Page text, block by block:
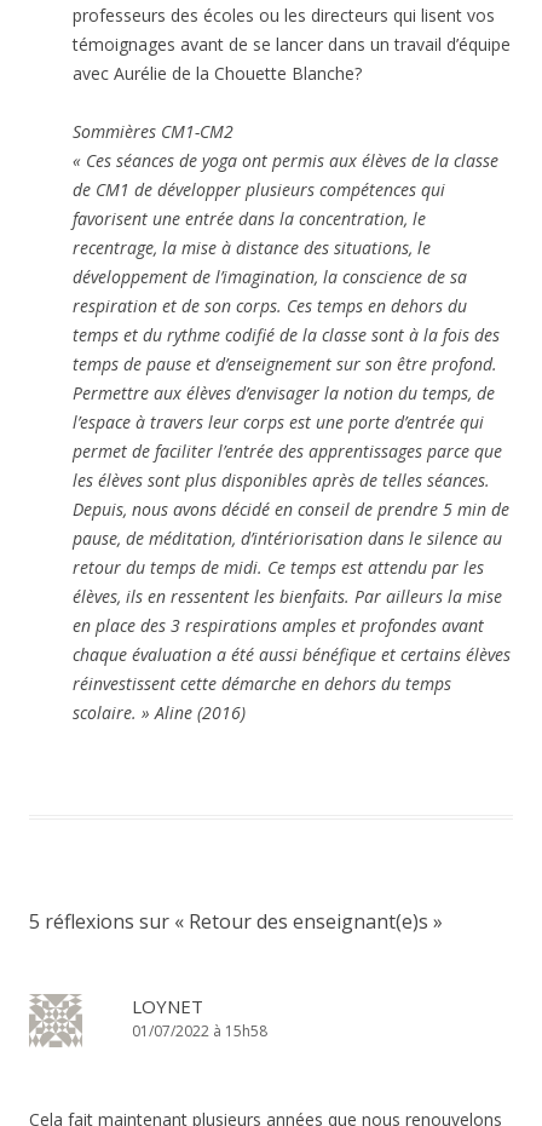
professeurs des écoles ou les directeurs qui lisent vos
témoignages avant de se lancer dans un travail d’équipe
avec Aurélie de la Chouette Blanche?
Sommières CM1-CM2
« Ces séances de yoga ont permis aux élèves de la classe
de CM1 de développer plusieurs compétences qui
favorisent une entrée dans la concentration, le
recentrage, la mise à distance des situations, le
développement de l’imagination, la conscience de sa
respiration et de son corps. Ces temps en dehors du
temps et du rythme codifié de la classe sont à la fois des
temps de pause et d’enseignement sur son être profond.
Permettre aux élèves d’envisager la notion du temps, de
l’espace à travers leur corps est une porte d’entrée qui
permet de faciliter l’entrée des apprentissages parce que
les élèves sont plus disponibles après de telles séances.
Depuis, nous avons décidé en conseil de prendre 5 min de
pause, de méditation, d’intériorisation dans le silence au
retour du temps de midi. Ce temps est attendu par les
élèves, ils en ressentent les bienfaits. Par ailleurs la mise
en place des 3 respirations amples et profondes avant
chaque évaluation a été aussi bénéfique et certains élèves
réinvestissent cette démarche en dehors du temps
scolaire. » Aline (2016)
5 réflexions sur « Retour des enseignant(e)s »
LOYNET
01/07/2022 à 15h58
Cela fait maintenant plusieurs années que nous renouvelons